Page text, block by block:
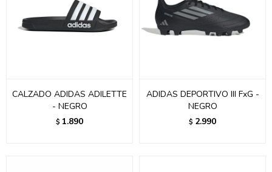
CALZADO ADIDAS ADILETTE
- NEGRO
$ 1.890
ADIDAS DEPORTIVO III FxG -
NEGRO
$ 2.990